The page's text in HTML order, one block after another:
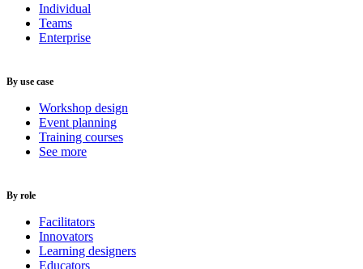
Individual
Teams
Enterprise
By use case
Workshop design
Event planning
Training courses
See more
By role
Facilitators
Innovators
Learning designers
Educators